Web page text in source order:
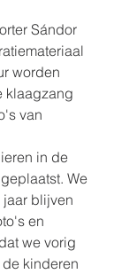
Sándor
worden
klaagzang
van
in de
We
blijven
en
we vorig
kinderen